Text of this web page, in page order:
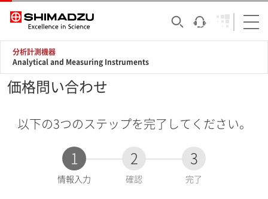
分析計測機器
Analytical and Measuring Instruments
価格問い合わせ
以下の3つのステップを完了してください。
1
現
情報入力
2
確認
3
完了